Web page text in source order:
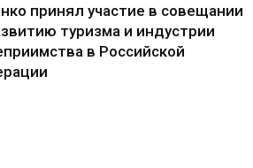
принял участие в совещании
туризма и индустрии
в Российской